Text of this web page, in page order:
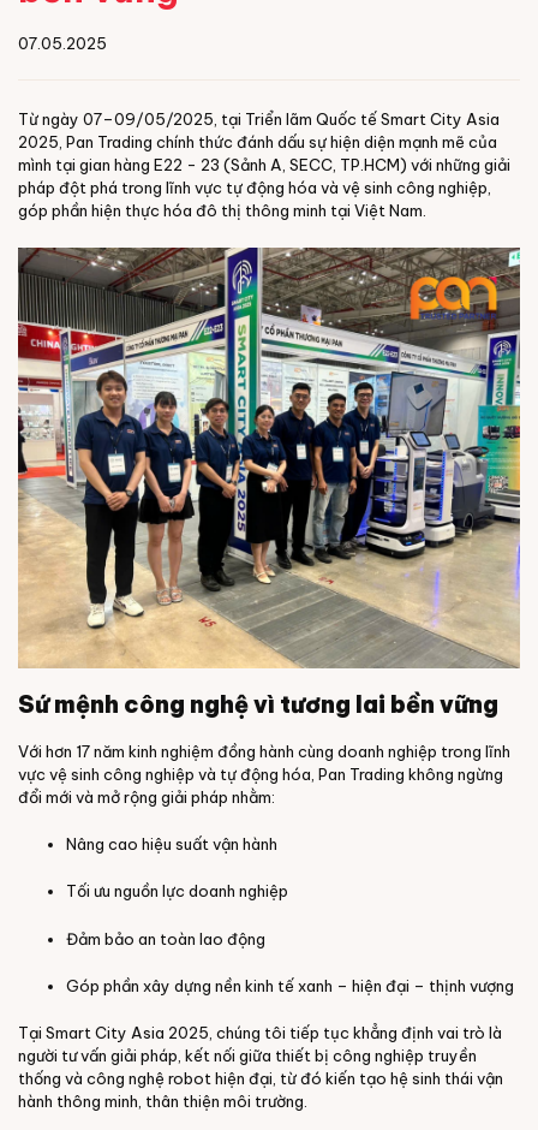
07.05.2025
Từ ngày 07–09/05/2025, tại Triển lãm Quốc tế Smart City Asia
2025, Pan Trading chính thức đánh dấu sự hiện diện mạnh mẽ của
mình tại gian hàng E22 - 23 (Sảnh A, SECC, TP.HCM) với những giải
pháp đột phá trong lĩnh vực tự động hóa và vệ sinh công nghiệp,
góp phần hiện thực hóa đô thị thông minh tại Việt Nam.
Sứ mệnh công nghệ vì tương lai bền vững
Với hơn 17 năm kinh nghiệm đồng hành cùng doanh nghiệp trong lĩnh
vực vệ sinh công nghiệp và tự động hóa, Pan Trading không ngừng
đổi mới và mở rộng giải pháp nhằm:
Nâng cao hiệu suất vận hành
Tối ưu nguồn lực doanh nghiệp
Đảm bảo an toàn lao động
Góp phần xây dựng nền kinh tế xanh – hiện đại – thịnh vượng
Tại Smart City Asia 2025, chúng tôi tiếp tục khẳng định vai trò là
người tư vấn giải pháp, kết nối giữa thiết bị công nghiệp truyền
thống và công nghệ robot hiện đại, từ đó kiến tạo hệ sinh thái vận
hành thông minh, thân thiện môi trường.